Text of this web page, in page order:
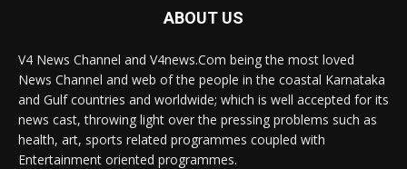
ABOUT US
V4 News Channel and V4news.Com being the most loved
News Channel and web of the people in the coastal Karnataka
and Gulf countries and worldwide; which is well accepted for its
news cast, throwing light over the pressing problems such as
health, art, sports related programmes coupled with
Entertainment oriented programmes.